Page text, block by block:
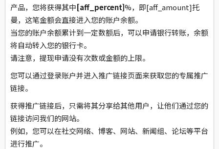
产品，您将获得其中[aff_percent]%，即[aff_amount]托
曼，这笔金额会直接进入您的账户余额。
当您的账户余额累计到一定数额后，可以申请银行转账，余额
将自动转入您的银行卡。
请注意，提现申请没有次数或金额的上限。
您可以通过登录账户并进入推广链接页面来获取您的专属推广
链接。
获得推广链接后，只需将其分享给其他用户，让他们通过您的
链接访问我们的网站。
例如，您可以在社交网络、博客、网站、新闻组、论坛等平台
进行推广。